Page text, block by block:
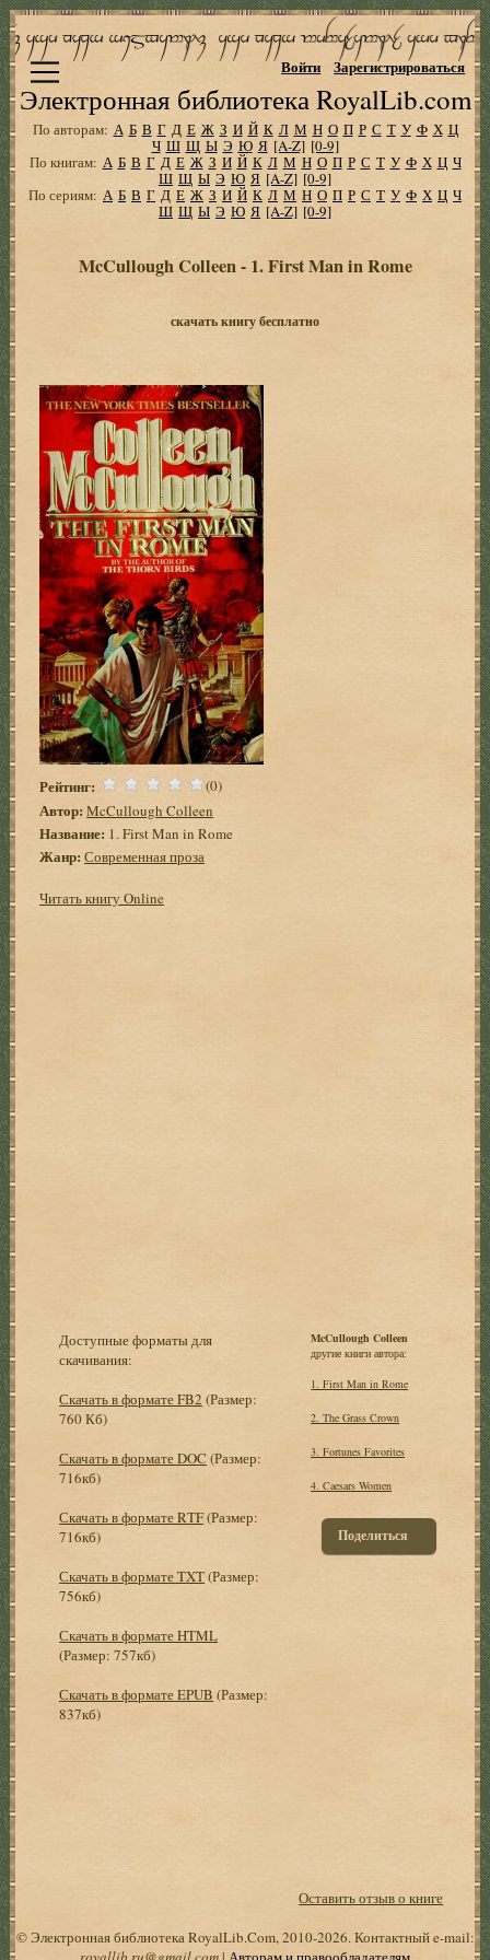
Электронная библиотека RoyalLib.com
Войти Зарегистрироваться
По авторам: А Б В Г Д Е Ж З И Й К Л М Н О П Р С Т У Ф Х Ц
Ч Ш Щ Ы Э Ю Я [A-Z] [0-9]
По книгам: А Б В Г Д Е Ж З И Й К Л М Н О П Р С Т У Ф Х Ц Ч
Ш Щ Ы Э Ю Я [A-Z] [0-9]
По сериям: А Б В Г Д Е Ж З И Й К Л М Н О П Р С Т У Ф Х Ц Ч
Ш Щ Ы Э Ю Я [A-Z] [0-9]
McCullough Colleen - 1. First Man in Rome
скачать книгу бесплатно
Рейтинг: (0)
Автор: McCullough Colleen
Название: 1. First Man in Rome
Жанр: Современная проза
Читать книгу Online
Доступные форматы для
скачивания:
Скачать в формате FB2 (Размер:
760 Кб)
Скачать в формате DOC (Размер:
716кб)
Скачать в формате RTF(Размер:
716кб)
Скачать в формате TXT(Размер:
756кб)
Скачать в формате HTML
(Размер: 757кб)
Скачать в формате EPUB (Размер:
837кб)
McCullough Colleen
другие книги автора:
1. First Man in Rome
2. The Grass Crown
3. Fortunes Favorites
4. Caesars Women
Поделиться
Оставить отзыв о книге
© Электронная библиотека RoyalLib.Com, 2010-2026. Контактный e-mail: